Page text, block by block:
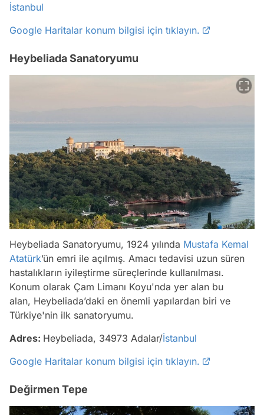
İstanbul
Google Haritalar konum bilgisi için tıklayın.
Heybeliada Sanatoryumu
Heybeliada Sanatoryumu, 1924 yılında Mustafa Kemal
Atatürk’ün emri ile açılmış. Amacı tedavisi uzun süren
hastalıkların iyileştirme süreçlerinde kullanılması.
Konum olarak Çam Limanı Koyu'nda yer alan bu
alan, Heybeliada’daki en önemli yapılardan biri ve
Türkiye'nin ilk sanatoryumu.
Adres: Heybeliada, 34973 Adalar/İstanbul
Google Haritalar konum bilgisi için tıklayın.
Değirmen Tepe